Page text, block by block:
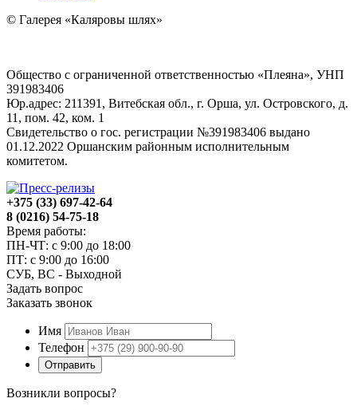
© Галерея «Каляровы шлях»
Общество с ограниченной ответственностью «Плеяна», УНП
391983406
Юр.адрес: 211391, Витебская обл., г. Орша, ул. Островского, д.
11, пом. 42, ком. 1
Свидетельство о гос. регистрации №391983406 выдано
01.12.2022 Оршанским районным исполнительным
комитетом.
+375 (33) 697-42-64
8 (0216) 54-75-18
Время работы:
ПН-ЧТ: с 9:00 до 18:00
ПТ: с 9:00 до 16:00
СУБ, ВС - Выходной
Задать вопрос
Заказать звонок
Имя
Телефон
Отправить
Возникли вопросы?